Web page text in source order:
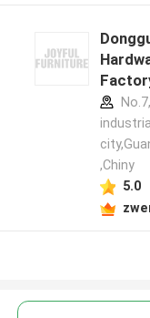
,Chiny
5.0